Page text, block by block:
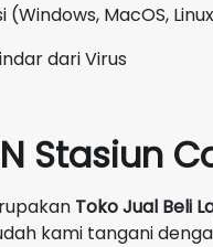
MacOS,
dari Virus
Toko Jual Beli
kami tangani